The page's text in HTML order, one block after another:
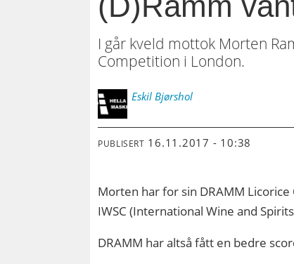
I går kveld mottok Morten
Competition i London.
Eskil Bjørshol
PUBLISERT 16.11.2017 - 10:38
Morten har for sin DRAMM
IWSC (International Wine and
DRAMM har altså fått en bedre